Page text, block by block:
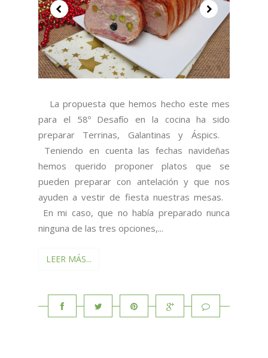
La propuesta que hemos hecho este mes
para el 58º Desafío en la cocina ha sido
preparar Terrinas, Galantinas y Áspics.
Teniendo en cuenta las fechas navideñas
hemos querido proponer platos que se
pueden preparar con antelación y que nos
ayuden a vestir de fiesta nuestras mesas.
En mi caso, que no había preparado nunca
ninguna de las tres opciones,...
LEER MÁS...